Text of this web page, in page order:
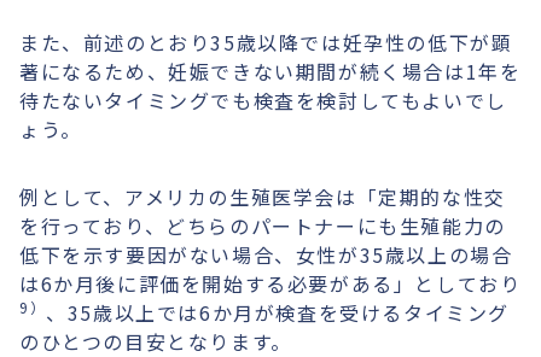
また、前述のとおり35歳以降では妊孕性の低下が顕
著になるため、妊娠できない期間が続く場合は1年を
待たないタイミングでも検査を検討してもよいでし
ょう。
例として、アメリカの生殖医学会は「定期的な性交
を行っており、どちらのパートナーにも生殖能力の
低下を示す要因がない場合、女性が35歳以上の場合
は6か月後に評価を開始する必要がある」としており
9） 、35歳以上では6か月が検査を受けるタイミング
のひとつの目安となります。